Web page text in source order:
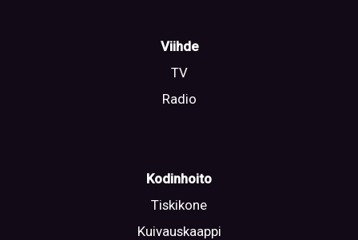
Viihde
TV
Radio
Kodinhoito
Tiskikone
Kuivauskaappi